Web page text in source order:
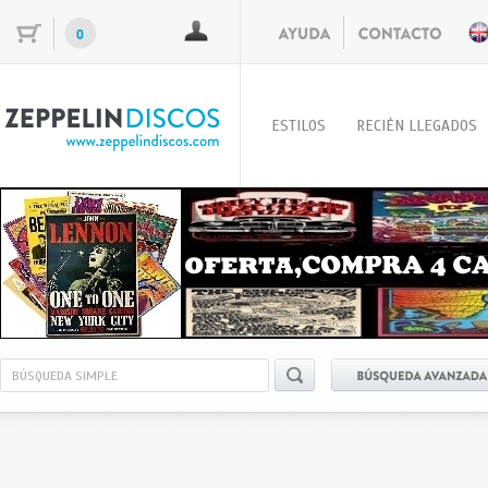
0
ESTILOS RECIÉN LLEGADOS